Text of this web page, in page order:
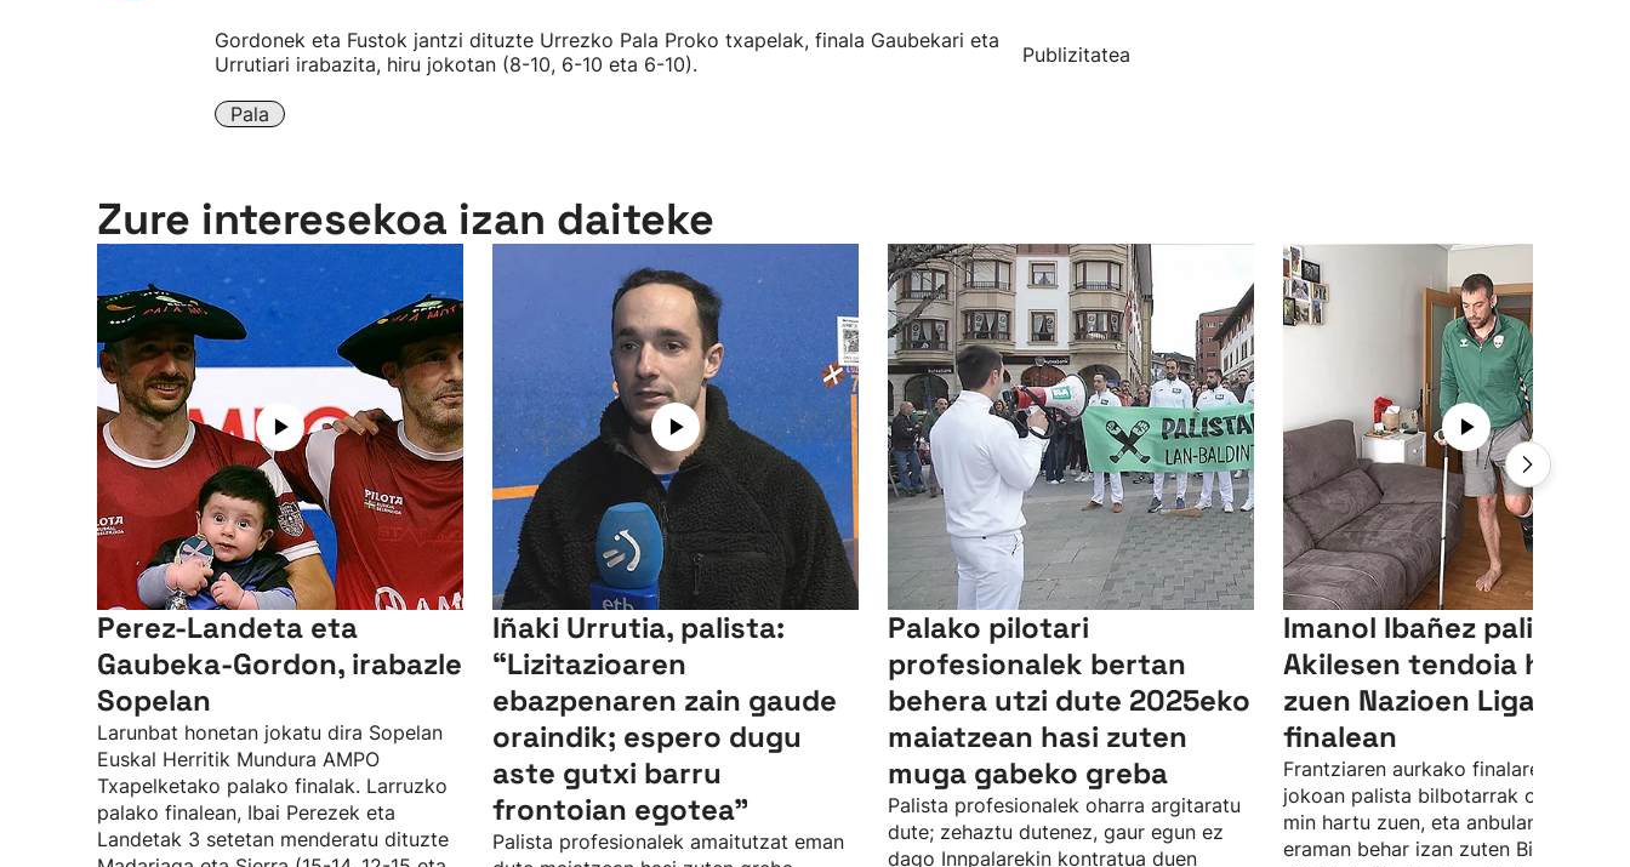
Gordonek eta Fustok jantzi dituzte Urrezko Pala Proko txapelak, finala Gaubekari eta
Urrutiari irabazita, hiru jokotan (8-10, 6-10 eta 6-10).
Pala
Publizitatea
Zure interesekoa izan daiteke
Perez-Landeta eta
Gaubeka-Gordon, irabazle
Sopelan
Larunbat honetan jokatu dira Sopelan
Euskal Herritik Mundura AMPO
Txapelketako palako finalak. Larruzko
palako finalean, Ibai Perezek eta
Landetak 3 setetan menderatu dituzte
Iñaki Urrutia, palista:
“Lizitazioaren
ebazpenaren zain gaude
oraindik; espero dugu
aste gutxi barru
frontoian egotea”
Palista profesionalek amaitutzat eman
Palako pilotari
profesionalek bertan
behera utzi dute 2025eko
maiatzean hasi zuten
muga gabeko greba
Palista profesionalek oharra argitaratu
dute; zehaztu dutenez, gaur egun ez
dago Innpalarekin kontratua duen
Imanol Ibañez palistak
Akilesen tendoia hautsi
zuen Nazioen Ligako
finalean
Frantziaren aurkako finalaren lehen
jokoan palista bilbotarrak orpazurdan
min hartu zuen, eta anbulantzian
eraman behar izan zuten Bizkaia